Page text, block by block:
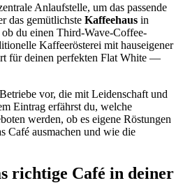
Anlaufstelle, um das passende
das gemütlichste Kaffeehaus in
du einen Third-Wave-Coffee-
Kaffeerösterei mit hauseigener
für deinen perfekten Flat White —
vor, die mit Leidenschaft und
Eintrag erfährst du, welche
werden, ob es eigene Röstungen
Café ausmachen und wie die
richtige Café in deiner